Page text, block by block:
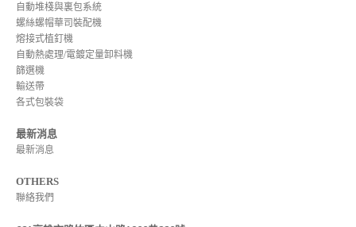
自動堆棧與裏包系統
螺絲螺帽華司裝配機
熔接式植釘機
自動熱處理/電鍍定量卸料機
篩選機
輸送帶
各式包裝袋
最新消息
最新消息
OTHERS
聯絡我們